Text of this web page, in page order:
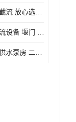
气动限流阀柔性截流 放心选购 控源截污铭源环保
铭源环保智能截流设备 堰门 铸铁调节闸门作用 源头商家 可定制
一体化智能恒压供水泵房 二次加压供水设备户外智慧泵房